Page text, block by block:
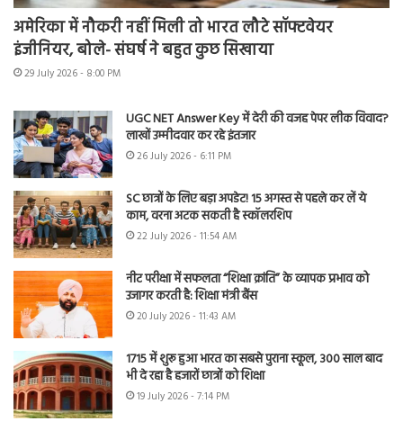
अमेरिका में नौकरी नहीं मिली तो भारत लौटे सॉफ्टवेयर
इंजीनियर, बोले- संघर्ष ने बहुत कुछ सिखाया
29 July 2026 - 8:00 PM
UGC NET Answer Key में देरी की वजह पेपर लीक विवाद?
लाखों उम्मीदवार कर रहे इंतजार
26 July 2026 - 6:11 PM
SC छात्रों के लिए बड़ा अपडेट! 15 अगस्त से पहले कर लें ये
काम, वरना अटक सकती है स्कॉलरशिप
22 July 2026 - 11:54 AM
नीट परीक्षा में सफलता “शिक्षा क्रांति” के व्यापक प्रभाव को
उजागर करती है: शिक्षा मंत्री बैंस
20 July 2026 - 11:43 AM
1715 में शुरू हुआ भारत का सबसे पुराना स्कूल, 300 साल बाद
भी दे रहा है हजारों छात्रों को शिक्षा
19 July 2026 - 7:14 PM